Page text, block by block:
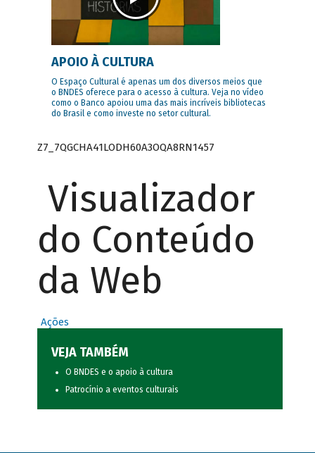
APOIO À CULTURA
O Espaço Cultural é apenas um dos diversos meios que
o BNDES oferece para o acesso à cultura. Veja no vídeo
como o Banco apoiou uma das mais incríveis bibliotecas
do Brasil e como investe no setor cultural.
Z7_7QGCHA41LODH60A3OQA8RN1457
Visualizador
do Conteúdo
da Web
Ações
VEJA TAMBÉM
O BNDES e o apoio à cultura
Patrocínio a eventos culturais